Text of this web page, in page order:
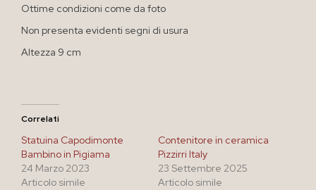
Ottime condizioni come da foto
Non presenta evidenti segni di usura
Altezza 9 cm
Correlati
Statuina Capodimonte
Bambino in Pigiama
24 Marzo 2023
Articolo simile
Contenitore in ceramica
Pizzirri Italy
23 Settembre 2025
Articolo simile